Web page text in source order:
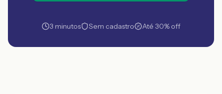
3 minutos Sem cadastro Até 30% off